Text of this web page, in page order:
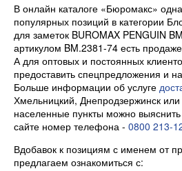
В онлайн каталоге «Бюромакс»
популярных позиций в категории
для заметок BUROMAX PENGUIN
артикулом BM.2381-74 есть
А для оптовых и постоянных
предоставить спецпредложения и
Больше информации об услуге
Хмельницкий, Днепродзержинск
населенные пункты можно
сайте номер телефона - 0800 213-
Вдобавок к позициям с именем от
предлагаем ознакомиться с: